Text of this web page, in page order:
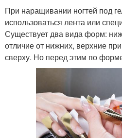
При наращивании ногтей под
использоваться лента или
Существует два вида форм:
отличие от нижних, верхние
сверху. Но перед этим по